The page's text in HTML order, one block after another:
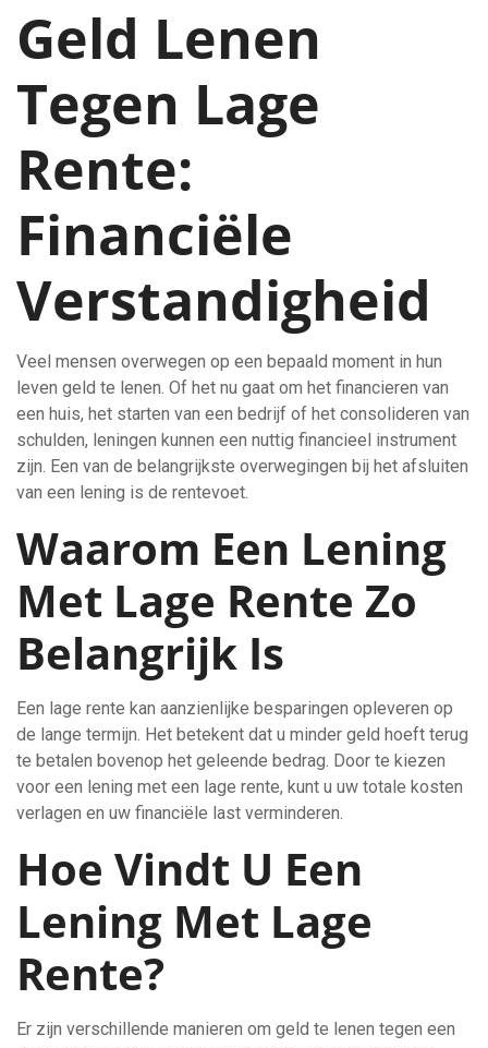
Geld Lenen
Tegen Lage
Rente:
Financiële
Verstandigheid
Veel mensen overwegen op een bepaald moment in hun
leven geld te lenen. Of het nu gaat om het financieren van
een huis, het starten van een bedrijf of het consolideren van
schulden, leningen kunnen een nuttig financieel instrument
zijn. Een van de belangrijkste overwegingen bij het afsluiten
van een lening is de rentevoet.
Waarom Een Lening
Met Lage Rente Zo
Belangrijk Is
Een lage rente kan aanzienlijke besparingen opleveren op
de lange termijn. Het betekent dat u minder geld hoeft terug
te betalen bovenop het geleende bedrag. Door te kiezen
voor een lening met een lage rente, kunt u uw totale kosten
verlagen en uw financiële last verminderen.
Hoe Vindt U Een
Lening Met Lage
Rente?
Er zijn verschillende manieren om geld te lenen tegen een